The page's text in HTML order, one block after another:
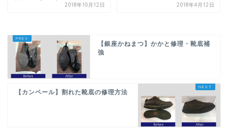
2018年10月12日 2018年4月12日
【銀座かねまつ】かかと修理・靴底補
強
【カンペール】割れた靴底の修理方法